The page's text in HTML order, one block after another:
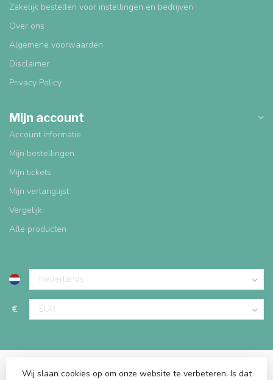
Zakelijk bestellen voor instellingen en bedrijven
Over ons
Algemene voorwaarden
Disclaimer
Privacy Policy
Mijn account
Account informatie
Mijn bestellingen
Mijn tickets
Mijn verlanglijst
Vergelijk
Alle producten
€
Wij slaan cookies op om onze website te verbeteren. Is dat